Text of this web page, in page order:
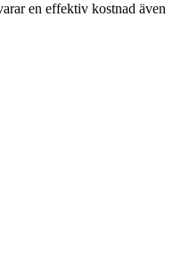
en effektiv kostnad även